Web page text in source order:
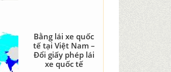
Bằng lái xe quốc
tế tại Việt Nam –
Đổi giấy phép lái
xe quốc tế